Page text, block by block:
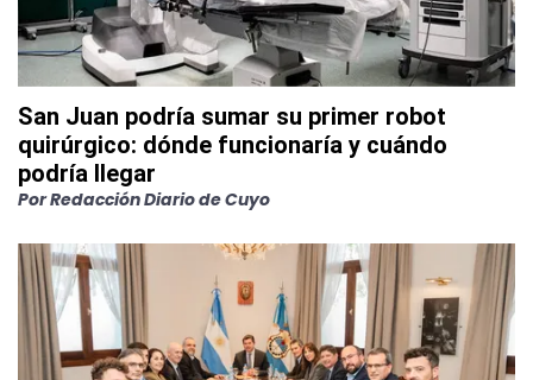
San Juan podría sumar su primer robot
quirúrgico: dónde funcionaría y cuándo
podría llegar
PorRedacción Diario de Cuyo